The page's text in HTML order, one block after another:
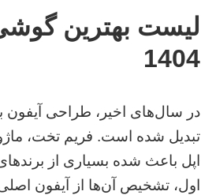
لیست بهترین
1404
در سال‌های اخیر، طراحی آیفون به
تبدیل شده است. فریم تخت،
اپل باعث شده بسیاری از
اول، تشخیص آن‌ها از آیفون